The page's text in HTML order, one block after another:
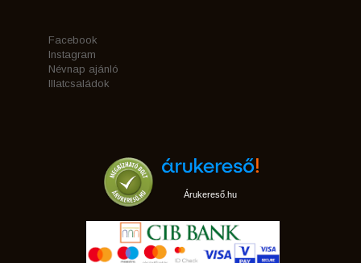
Facebook
Instagram
Névnap ajánló
Illatcsaládok
Árukereső.hu